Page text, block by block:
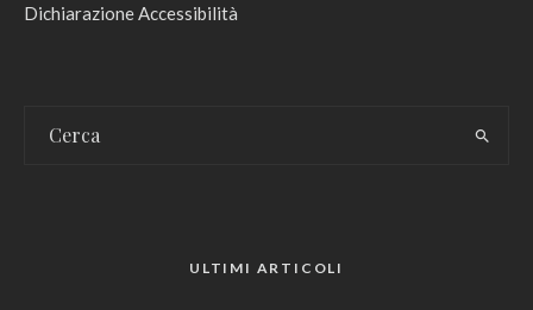
Dichiarazione Accessibilità
ULTIMI ARTICOLI